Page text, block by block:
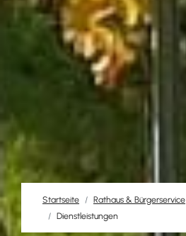
Startseite Rathaus & Bürgerservice
Dienstleistungen